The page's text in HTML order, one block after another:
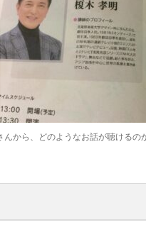
から、どのようなお話が聴けるの